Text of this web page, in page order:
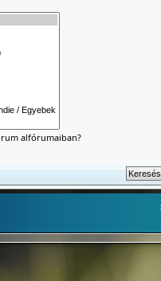
alfórumaiban?